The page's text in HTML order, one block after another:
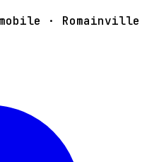
· Romainville